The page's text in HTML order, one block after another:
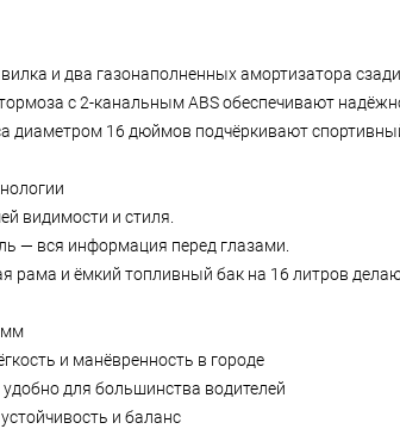
и два газонаполненных амортизатора
с 2-канальным ABS обеспечивают
16 дюймов подчёркивают
видимости и стиля.
— вся информация перед глазами.
рама и ёмкий топливный бак на 16 литров
мм
и манёвренность в городе
для большинства водителей
и баланс